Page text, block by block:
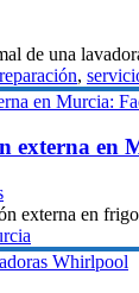
de una
reparación,
externa en
externa en